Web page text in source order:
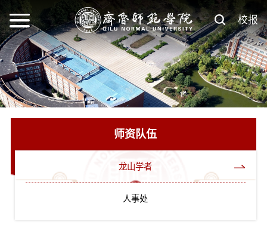
校报
师资队伍
龙山学者
人事处